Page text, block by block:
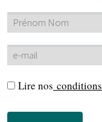
Lire nos conditions